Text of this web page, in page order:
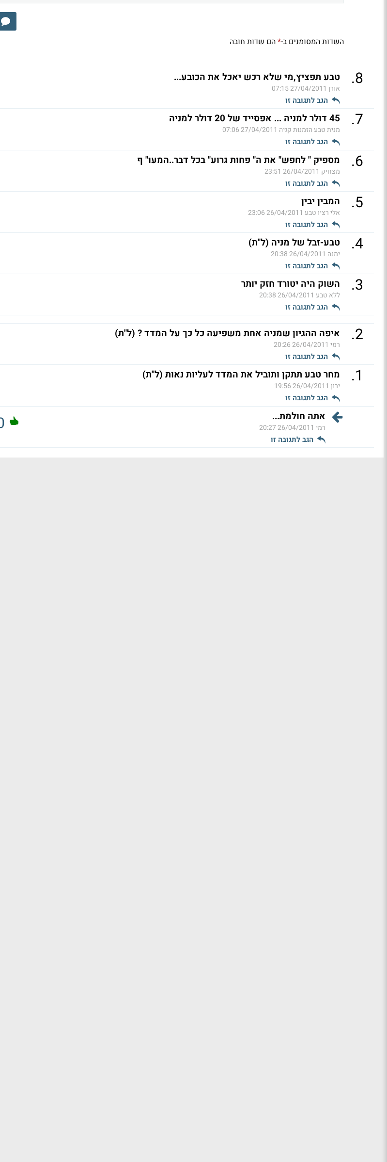
השדות המסומנים ב-*הם שדות חובה
8
. טבע תפציץ,מי שלא רכש יאכל את הכובע...
אורן 27/04/2011 07:15
הגב לתגובה זו
7
. 45 דולר למניה ... אפסייד של 20 דולר למניה
מנית טבע הזמנות קניה 27/04/2011 07:06
הגב לתגובה זו
6
. מספיק " לחפש" את ה" פחות גרוע" בכל דבר..המעו" ף
מצחיק 26/04/2011 23:51
הגב לתגובה זו
5
. המבין יבין
אלי רציו טבע 26/04/2011 23:06
הגב לתגובה זו
4
. טבע-זבל של מניה (ל"ת)
ימנה 26/04/2011 20:38
הגב לתגובה זו
3
. השוק היה יטורד חזק יותר
ללא טבע 26/04/2011 20:38
הגב לתגובה זו
2
. איפה ההגיון שמניה אחת משפיעה כל כך על המדד ? (ל"ת)
רמי 26/04/2011 20:26
הגב לתגובה זו
1
. מחר טבע תתקן ותוביל את המדד לעליות נאות (ל"ת)
ירון 26/04/2011 19:56
הגב לתגובה זו
אתה חולמת...
רמי 26/04/2011 20:27
הגב לתגובה זו